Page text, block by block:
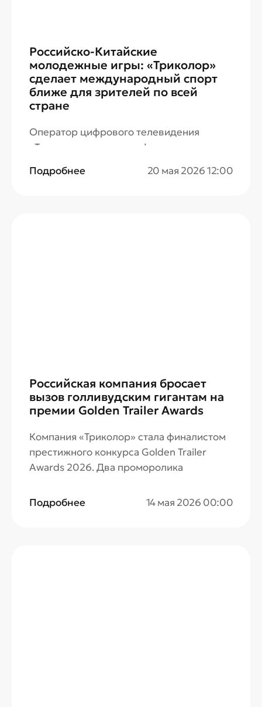
Российско-Китайские
молодежные игры: «Триколор»
сделает международный спорт
ближе для зрителей по всей
стране
Оператор цифрового телевидения
«Триколор» выступит официальным
молодежных летних игр, которые
Подробнее 20 мая 2026 12:00
Российская компания бросает
вызов голливудским гигантам на
премии Golden Trailer Awards
Компания «Триколор» стала финалистом
престижного конкурса Golden Trailer
Awards 2026. Два проморолика
четырех номинациях и посоревнуются за
награды с мировыми студиями и
Подробнее 14 мая 2026 00:00